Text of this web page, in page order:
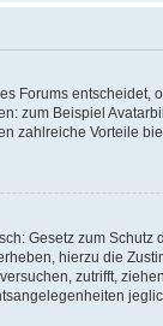
Forums
zum Beispiel
zahlreiche Vorteile
Gesetz zum
hierzu die
zutrifft,